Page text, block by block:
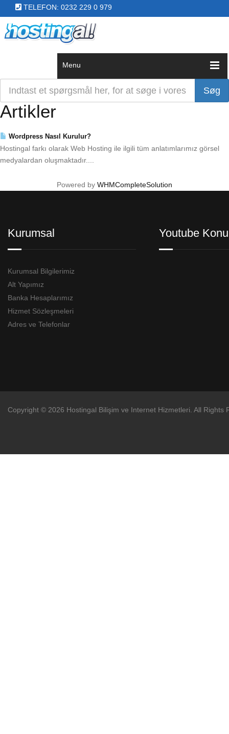
TELEFON: 0232 229 0 979
Menu
Artikler
Wordpress Nasıl Kurulur?
Hostingal farkı olarak Web Hosting ile ilgili tüm anlatımlarımız görsel
medyalardan oluşmaktadır....
Powered by WHMCompleteSolution
Kurumsal
Kurumsal Bilgilerimiz
Alt Yapımız
Banka Hesaplarımız
Hizmet Sözleşmeleri
Adres ve Telefonlar
Youtube
Copyright © 2026 Hostingal Bilişim ve Internet Hizmetleri. All Rights